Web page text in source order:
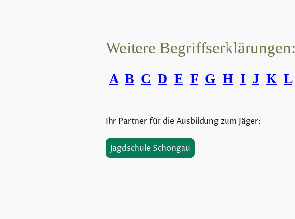
Weitere Begriffserklärungen:
A B C D E F G H I J K L
Ihr Partner für die Ausbildung zum Jäger:
Jagdschule Schongau